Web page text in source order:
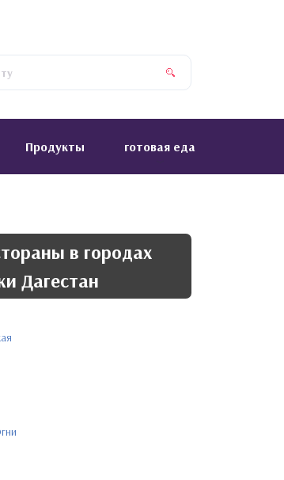
Продукты готовая еда
в городах
Дагестан